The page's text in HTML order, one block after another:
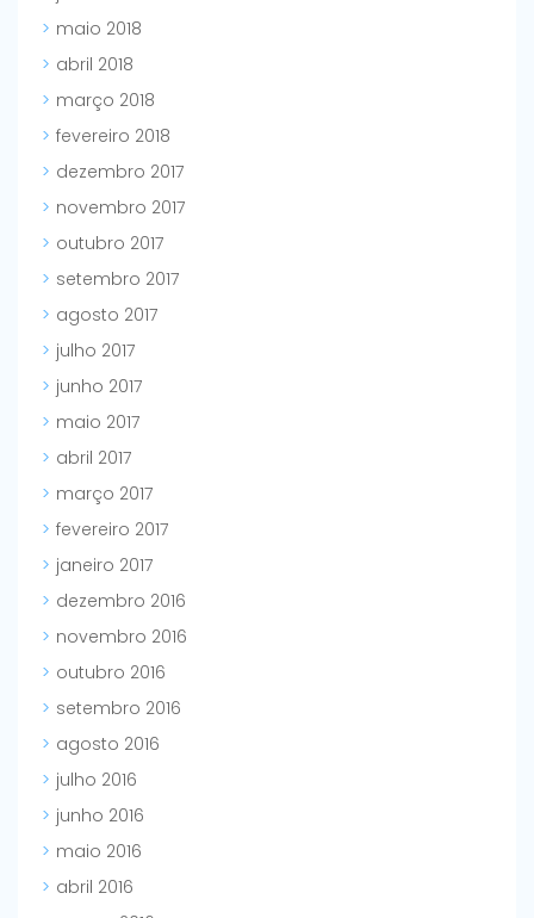
maio 2018
abril 2018
março 2018
fevereiro 2018
dezembro 2017
novembro 2017
outubro 2017
setembro 2017
agosto 2017
julho 2017
junho 2017
maio 2017
abril 2017
março 2017
fevereiro 2017
janeiro 2017
dezembro 2016
novembro 2016
outubro 2016
setembro 2016
agosto 2016
julho 2016
junho 2016
maio 2016
abril 2016